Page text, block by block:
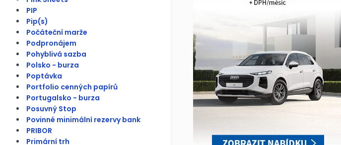
PIP
Pip(s)
Počáteční marže
Podpronájem
Pohyblivá sazba
Polsko - burza
Poptávka
Portfolio cenných papírů
Portugalsko - burza
Posuvný Stop
Povinné minimální rezervy bank
PRIBOR
Primární trh